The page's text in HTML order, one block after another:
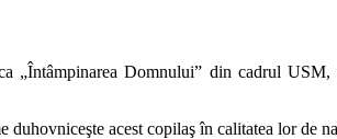
„Întâmpinarea Domnului” din cadrul
acest copilaş în calitatea lor de